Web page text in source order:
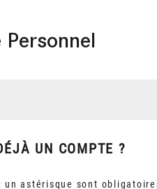
Personnel
UN COMPTE ?
un astérisque sont